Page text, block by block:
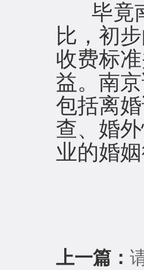
毕竟南
比，初
收费标
益。南
包括离
查、婚
业的婚
上一篇：